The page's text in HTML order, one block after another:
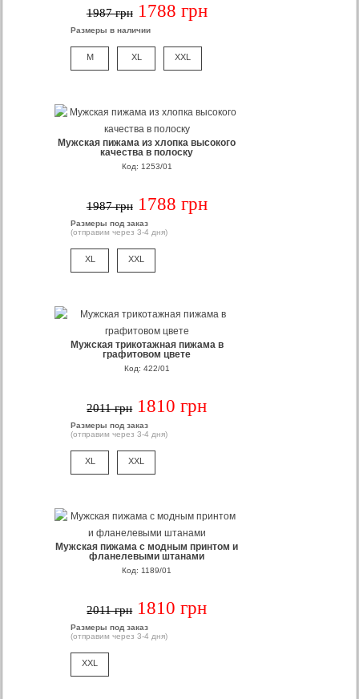
1987 грн 1788 грн
Размеры в наличии
M XL XXL
Мужская пижама из хлопка высокого
качества в полоску
Код: 1253/01
1987 грн 1788 грн
Размеры под заказ
(отправим через 3-4 дня)
XL XXL
Мужская трикотажная пижама в
графитовом цвете
Код: 422/01
2011 грн 1810 грн
Размеры под заказ
(отправим через 3-4 дня)
XL XXL
Мужская пижама с модным принтом и
фланелевыми штанами
Код: 1189/01
2011 грн 1810 грн
Размеры под заказ
(отправим через 3-4 дня)
XXL